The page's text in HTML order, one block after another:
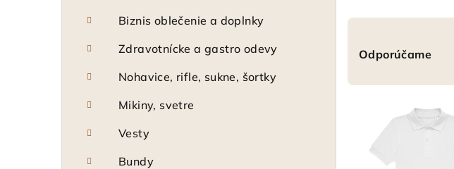
Biznis oblečenie a doplnky
Zdravotnícke a gastro odevy
Nohavice, rifle, sukne, šortky
Mikiny, svetre
Vesty
Bundy
a
d
Odporúčame